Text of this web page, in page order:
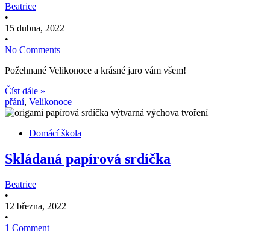
Beatrice
•
15 dubna, 2022
•
No Comments
Požehnané Velikonoce a krásné jaro vám všem!
Číst dále »
přání, Velikonoce
Domácí škola
Skládaná papírová srdíčka
Beatrice
•
12 března, 2022
•
1 Comment